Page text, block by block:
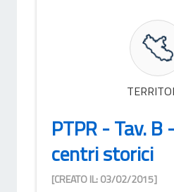
PTPR - Tav.
centri storici
[CREATO IL: 03/02/2015]